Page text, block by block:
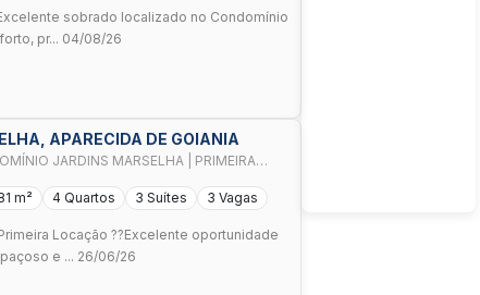
sobrado localizado no Condomínio
pr... 04/08/26
APARECIDA DE GOIANIA
JARDINS MARSELHA | PRIMEIRA
m² 4 Quartos 3 Suítes 3 Vagas
Locação ??Excelente oportunidade
e ... 26/06/26